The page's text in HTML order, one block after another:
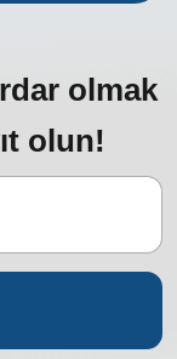
olmak
olun!